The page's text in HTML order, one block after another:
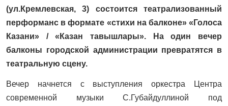
(ул.Кремлевская, 3) состоится театрализованный
перформанс в формате «стихи на балконе» «Голоса
Казани» /« Казан тавышлары». На один вечер
балконы городской администрации превратятся в
театральную сцену.
Вечер начнется с выступления оркестра Центра
современной музыки С.Губайдуллиной под